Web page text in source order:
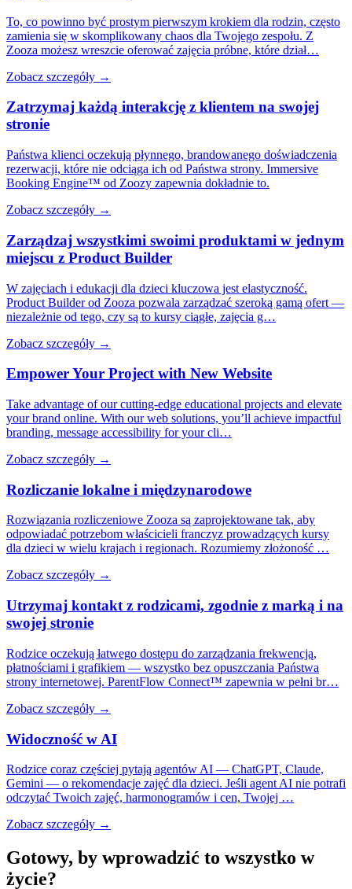
To, co powinno być prostym pierwszym krokiem dla rodzin, często
zamienia się w skomplikowany chaos dla Twojego zespołu. Z
Zooza możesz wreszcie oferować zajęcia próbne, które dział…
Zobacz szczegóły →
Zatrzymaj każdą interakcję z klientem na swojej
stronie
Państwa klienci oczekują płynnego, brandowanego doświadczenia
rezerwacji, które nie odciąga ich od Państwa strony. Immersive
Booking Engine™ od Zoozy zapewnia dokładnie to.
Zobacz szczegóły →
Zarządzaj wszystkimi swoimi produktami w jednym
miejscu z Product Builder
W zajęciach i edukacji dla dzieci kluczowa jest elastyczność.
Product Builder od Zooza pozwala zarządzać szeroką gamą ofert —
niezależnie od tego, czy są to kursy ciągłe, zajęcia g…
Zobacz szczegóły →
Empower Your Project with New Website
Take advantage of our cutting-edge educational projects and elevate
your brand online. With our web solutions, you’ll achieve impactful
branding, message accessibility for your cli…
Zobacz szczegóły →
Rozliczanie lokalne i międzynarodowe
Rozwiązania rozliczeniowe Zooza są zaprojektowane tak, aby
odpowiadać potrzebom właścicieli franczyz prowadzących kursy
dla dzieci w wielu krajach i regionach. Rozumiemy złożoność …
Zobacz szczegóły →
Utrzymaj kontakt z rodzicami, zgodnie z marką i na
swojej stronie
Rodzice oczekują łatwego dostępu do zarządzania frekwencją,
płatnościami i grafikiem — wszystko bez opuszczania Państwa
strony internetowej. ParentFlow Connect™ zapewnia w pełni br…
Zobacz szczegóły →
Widoczność w AI
Rodzice coraz częściej pytają agentów AI — ChatGPT, Claude,
Gemini — o rekomendacje zajęć dla dzieci. Jeśli agent AI nie potrafi
odczytać Twoich zajęć, harmonogramów i cen, Twojej …
Zobacz szczegóły →
Gotowy, by wprowadzić to wszystko w
życie?